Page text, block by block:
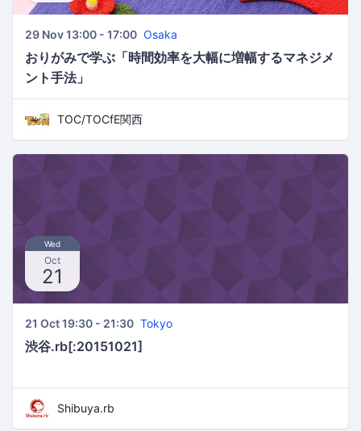
29 Nov 13:00 - 17:00 Osaka
おりがみで学ぶ「時間効率を大幅に増幅するマネジメ
ント手法」
TOC/TOCfE関西
Wed
Oct
21
21 Oct 19:30 - 21:30 Tokyo
渋谷.rb[:20151021]
Shibuya.rb